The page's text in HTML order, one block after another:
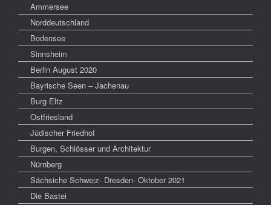
Ammersee
Norddeutschland
Bodensee
Sinnsheim
Berlin August 2020
Bayrische Seen – Jachenau
Burg Eltz
Ostfriesland
Jüdischer Friedhof
Burgen, Schlösser und Architektur
Nürnberg
Sächsiche Schweiz- Dresden- Oktober 2021
Die Bastei